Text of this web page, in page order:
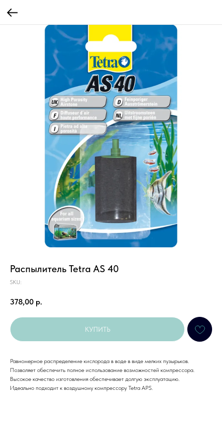
Распылитель Tetra AS 40
SKU:
378,00 р.
КУПИТЬ
Равномерное распределение кислорода в воде в виде мелких пузырьков.
Позволяет обеспечить полное использование возможностей компрессора.
Высокое качество изготовления обеспечивает долгую эксплуатацию.
Идеально подходит к воздушному компрессору Tetra APS.